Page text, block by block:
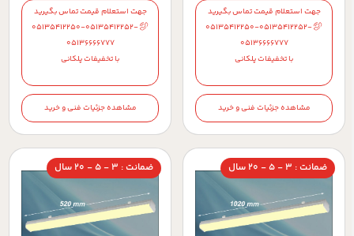
جهت استعلام قیمت تماس بگیرید
05135412250-05135412252-
05136666777
با تخفیفات پلکانی
مشاهده جزئیات فنی و خرید
جهت استعلام قیمت تماس بگیرید
05135412250-05135412252-
05136666777
با تخفیفات پلکانی
مشاهده جزئیات فنی و خرید
ضمانت : 3 - 5 - 20 سال ضمانت : 3 - 5 - 20 سال